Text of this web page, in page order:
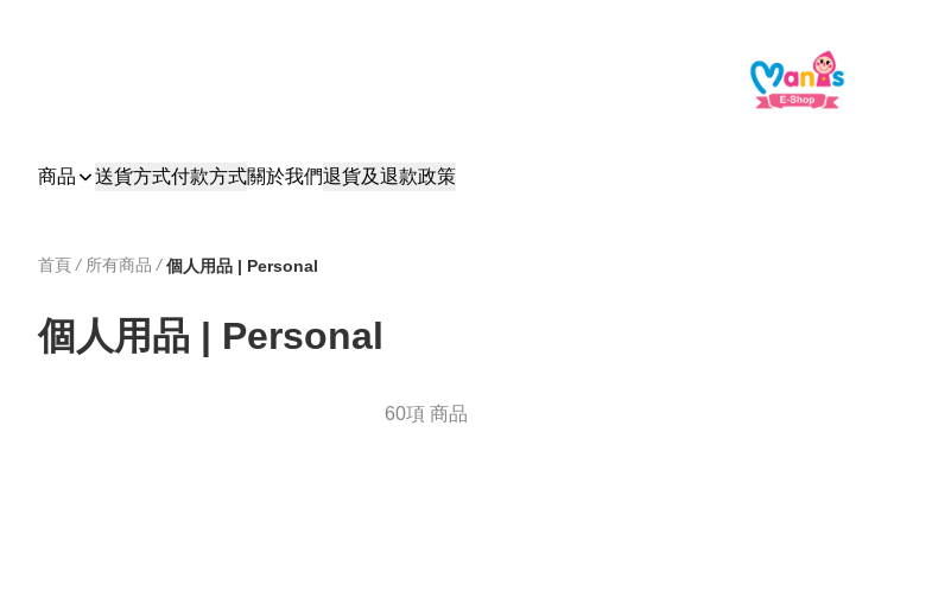
商品 送貨方式付款方式關於我們退貨及退款政策
首頁 / 所有商品 / 個人用品 | Personal
個人用品 | Personal
60項 商品